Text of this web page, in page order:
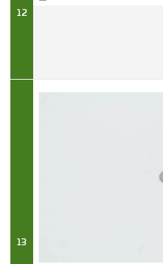
12
13